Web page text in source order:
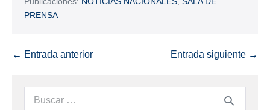
PRENSA
← Entrada anterior Entrada siguiente →